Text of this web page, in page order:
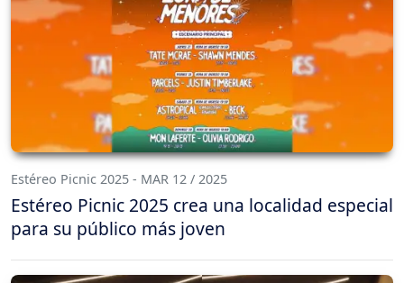
Estéreo Picnic 2025 - MAR 12 / 2025
Estéreo Picnic 2025 crea una localidad especial
para su público más joven